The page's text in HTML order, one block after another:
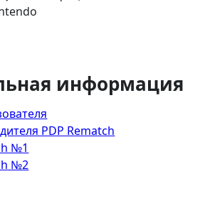
информация
PDP Rematch
№1
№2